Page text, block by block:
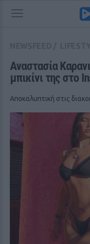
Αναστασία
μπικίνι της στο
Αποκαλυπτική στις